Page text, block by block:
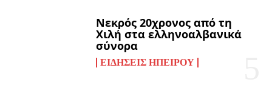
Νεκρός 20χρονος από τη
Χιλή στα ελληνοαλβανικά
σύνορα
ΕΙΔΉΣΕΙΣ ΗΠΕΊΡΟΥ